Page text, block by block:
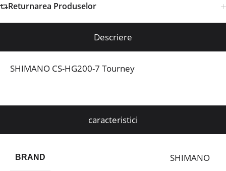
Returnarea Produselor
Descriere
SHIMANO CS-HG200-7 Tourney
caracteristici
BRAND SHIMANO